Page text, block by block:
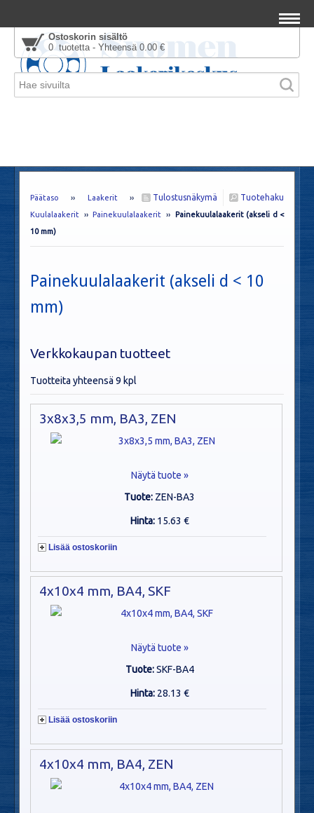
Ostoskorin sisältö
0 tuotetta - Yhteensä 0.00 €
Tuotehaku
Tulostusnäkymä
Päätaso ›› Laakerit ››
Kuulalaakerit ››Painekuulalaakerit ›› Painekuulalaakerit (akseli d <
10 mm)
Painekuulalaakerit (akseli d < 10
mm)
Verkkokaupan tuotteet
Tuotteita yhteensä 9 kpl
3x8x3,5 mm, BA3, ZEN
Näytä tuote »
Tuote: ZEN-BA3
Hinta: 15.63 €
Lisää ostoskoriin
4x10x4 mm, BA4, SKF
Näytä tuote »
Tuote:SKF-BA4
Hinta: 28.13 €
Lisää ostoskoriin
4x10x4 mm, BA4, ZEN